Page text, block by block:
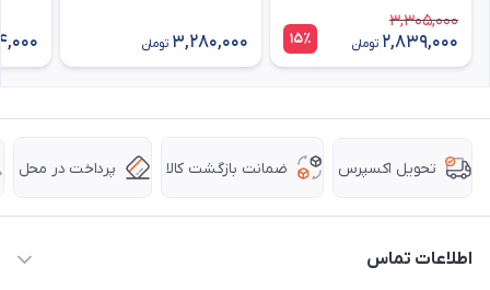
3,305,000
2,839,000 تومان 15٪ 3,280,000 تومان
تحویل اکسپرس ضمانت بازگشت کالا پرداخت در محل
اطلاعات تماس